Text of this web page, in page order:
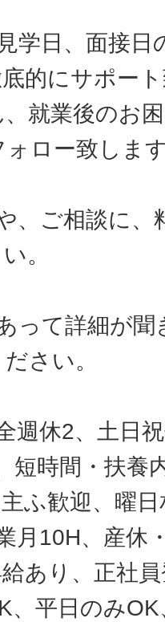
学日、面接日
的にサポー
就業後のお
ロー致しま
、ご相談に
。
って詳細が
さい。
週休2、土日
短時間・扶養
ふ歓迎、曜
月10H、産休
あり、正社
、平日のみ